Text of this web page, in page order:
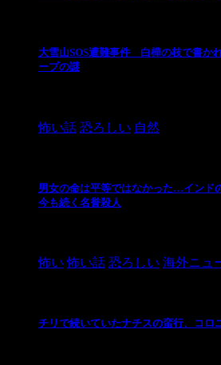
大雪山SOS遭難事件 白樺の枝で書か
ープの謎
怖い話 恐ろしい 自然
男女の命は平等ではなかった…インド
今も続く名誉殺人
怖い 怖い話 恐ろしい 海外ニュ
チリで続いていたナチスの蛮行、コロ